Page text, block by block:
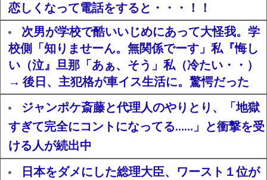
恋しくなって電話をすると・・・！！
次男が学校で酷いいじめにあって大怪我。学
校側「知りませーん。無関係でーす」私『悔し
い（泣』旦那「あぁ、そう」私（冷たい・・）
→ 後日、主犯格が車イス生活に。驚愕だった
ジャンポケ斎藤と代理人のやりとり、「地獄
すぎて完全にコントになってる……」と衝撃を受
ける人が続出中
日本をダメにした総理大臣、ワースト１位が